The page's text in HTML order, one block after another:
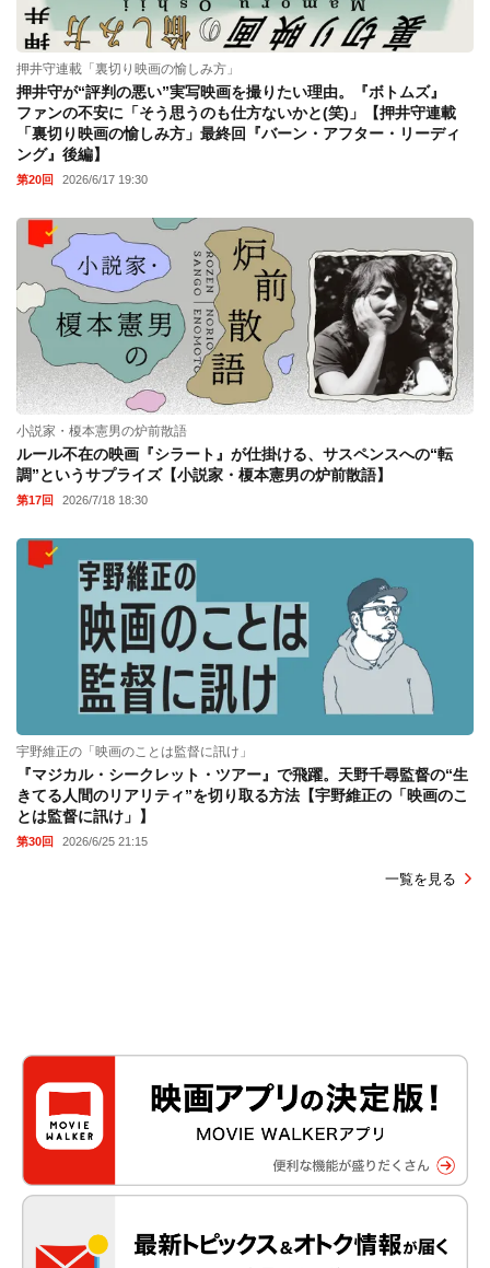
押井守連載「裏切り映画の愉しみ方」
押井守が“評判の悪い”実写映画を撮りたい理由。『ボトムズ』
ファンの不安に「そう思うのも仕方ないかと(笑)」【押井守連載
「裏切り映画の愉しみ方」最終回『バーン・アフター・リーディ
ング』後編】
第20回 2026/6/17 19:30
小説家・榎本憲男の炉前散語
ルール不在の映画『シラート』が仕掛ける、サスペンスへの“転
調”というサプライズ【小説家・榎本憲男の炉前散語】
第17回 2026/7/18 18:30
宇野維正の「映画のことは監督に訊け」
『マジカル・シークレット・ツアー』で飛躍。天野千尋監督の“生
きてる人間のリアリティ”を切り取る方法【宇野維正の「映画のこ
とは監督に訊け」】
第30回 2026/6/25 21:15
一覧を見る